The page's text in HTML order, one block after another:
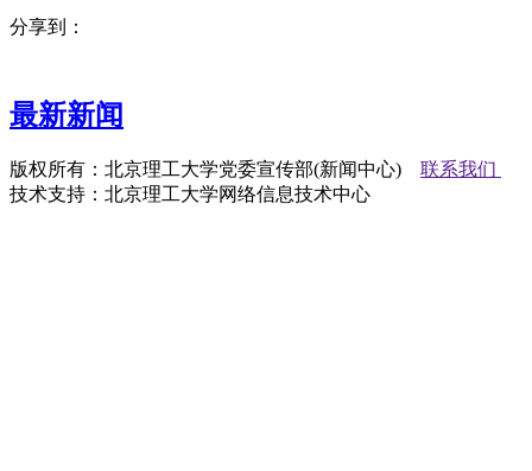
分享到：
最新新闻
版权所有：北京理工大学党委宣传部(新闻中心) 联系我们
技术支持：北京理工大学网络信息技术中心